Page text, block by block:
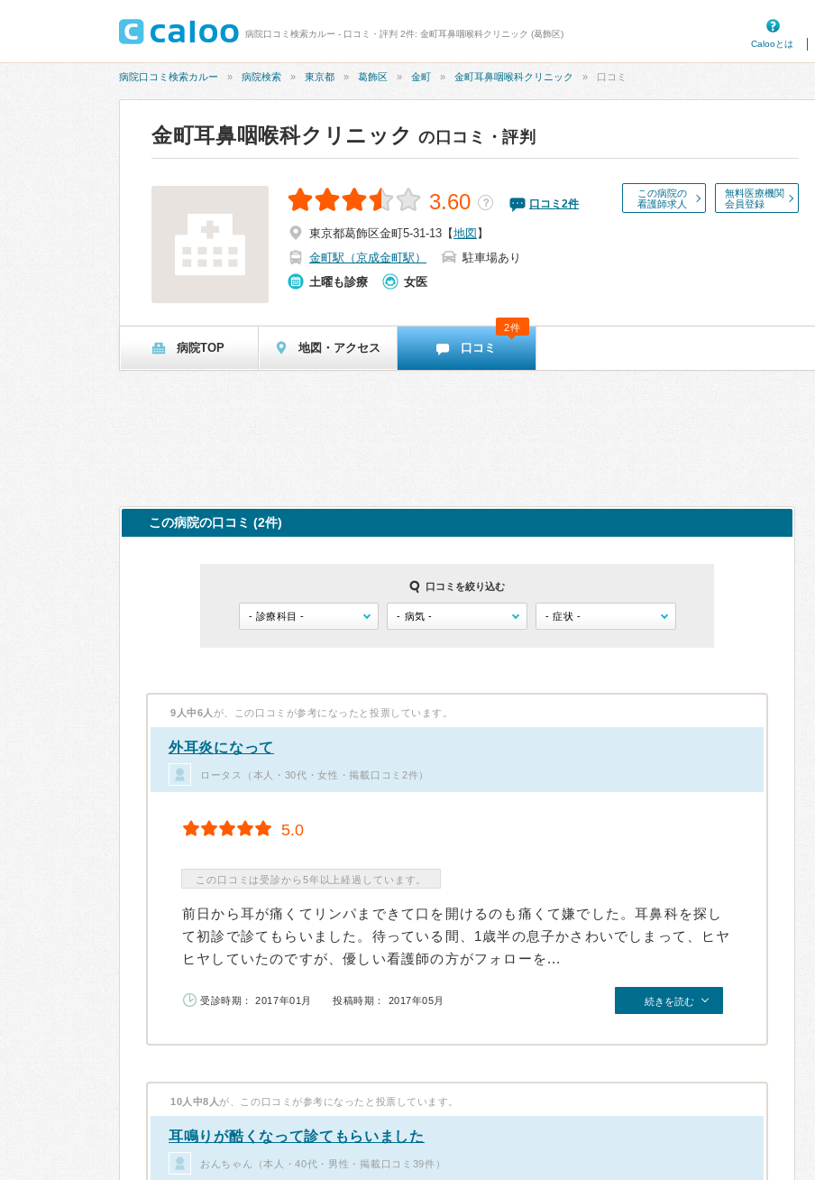
病院口コミ検索カルー - 口コミ・評判 2件: 金町耳鼻咽喉科クリニック (葛飾区)
Calooとは
病院口コミ検索カルー 病院検索 東京都 葛飾区 金町 金町耳鼻咽喉科クリニック 口コミ
金町耳鼻咽喉科クリニック の口コミ・評判
この病院の
看護師求人
無料医療機関
会員登録
3.60 ？ 口コミ 2件
東京都葛飾区金町5-31-13 【地図 】
金町駅（京成金町駅）
駐車場あり
土曜も診療
女医
病院TOP 地図・アクセス 口コミ
2件
この病院の口コミ (2件)
口コミを絞り込む
9人中6人 が、この口コミが参考になったと投票しています。
外耳炎になって
ロータス（本人・30代・女性・掲載口コミ2件）
5.0
この口コミは受診から5年以上経過しています。
前日から耳が痛くてリンパまできて口を開けるのも痛くて嫌でした。耳鼻科を探し
て初診で診てもらいました。待っている間、1歳半の息子かさわいでしまって、ヒヤ
ヒヤしていたのですが、優しい看護師の方がフォローを...
受診時期： 2017年01月 投稿時期： 2017年05月 続きを読む
10人中8人 が、この口コミが参考になったと投票しています。
耳鳴りが酷くなって診てもらいました
おんちゃん（本人・40代・男性・掲載口コミ39件）